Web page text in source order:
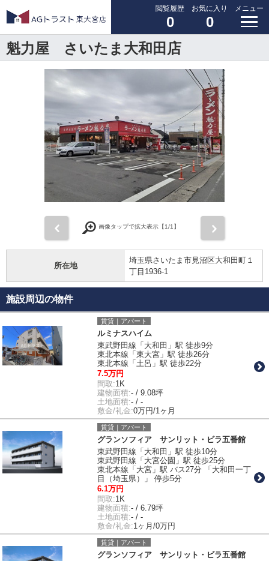
閲覧履歴
0
お気に入り
0
メニュー
魁力屋 さいたま大和田店
画像タップで拡大表示【1/1】
所在地
埼玉県さいたま市見沼区大和田町１
丁目1936-1
施設周辺の物件
賃貸｜アパート
ルミナスハイム
東武野田線「大和田」駅 徒歩9分
東北本線「東大宮」駅 徒歩26分
東北本線「土呂」駅 徒歩22分
7.5万円
間取:1K
建物面積:- / 9.08坪
土地面積:- / -
敷金/礼金:0万円/1ヶ月
賃貸｜アパート
グランソフィア サンリット・ビラ五番館
東武野田線「大和田」駅 徒歩10分
東武野田線「大宮公園」駅 徒歩25分
東北本線「大宮」駅 バス27分 「大和田一丁
目（埼玉県）」 停歩5分
6.1万円
間取:1K
建物面積:- / 6.79坪
土地面積:- / -
敷金/礼金:1ヶ月/0万円
賃貸｜アパート
グランソフィア サンリット・ビラ五番館